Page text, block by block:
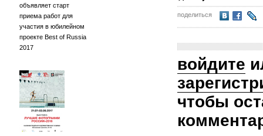
объявляет старт
приема работ для
участия в юбилейном
проекте Best of Russia
2017
поделиться
войдите
чтобы